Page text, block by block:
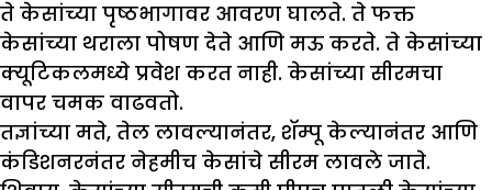
ते केसांच्या पृष्ठभागावर आवरण घालते. ते फक्त
केसांच्या थराला पोषण देते आणि मऊ करते. ते केसांच्या
क्यूटिकलमध्ये प्रवेश करत नाही. केसांच्या सीरमचा
वापर चमक वाढवतो.
तज्ञांच्या मते, तेल लावल्यानंतर, शॅम्पू केल्यानंतर आणि
कंडिशनरनंतर नेहमीच केसांचे सीरम लावले जाते.